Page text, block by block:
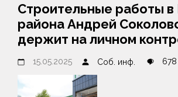
Строительные работы в
района Андрей
держит на личном
15.05.2025 Соб. инф. 678